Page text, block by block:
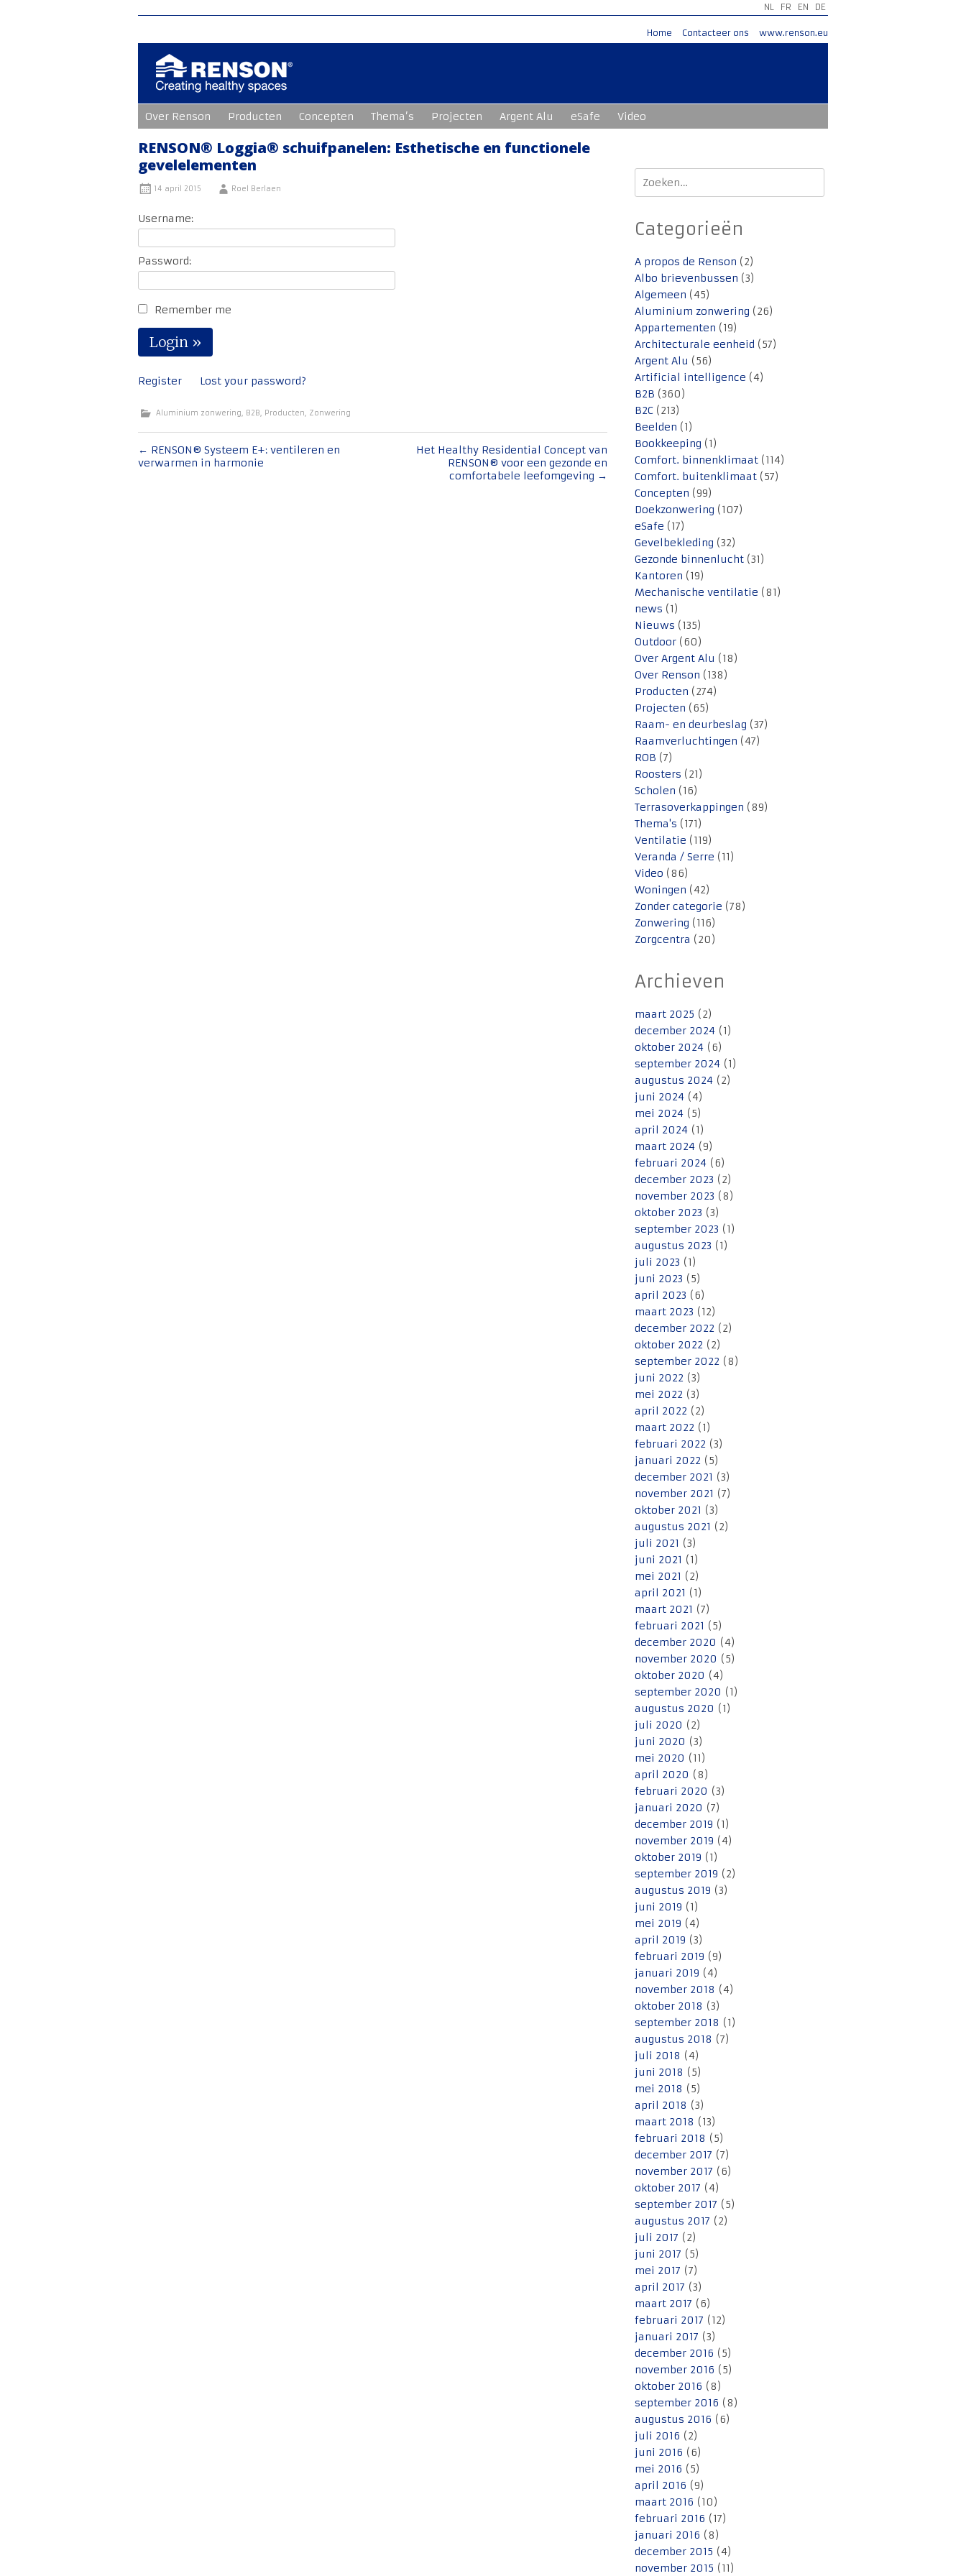
NL FR EN DE
Home Contacteer ons www.renson.eu
naar
de
inhoud
Over Renson Producten Concepten Thema’s Projecten Argent Alu eSafe Video
RENSON® Loggia® schuifpanelen: Esthetische en functionele
gevelelementen
14 april 2015 Roel Berlaen
Username:
Password:
Remember me
Register Lost your password?
Aluminium zonwering, B2B, Producten, Zonwering
Bericht
navigatie
← RENSON® Systeem E+: ventileren en
verwarmen in harmonie
Het Healthy Residential Concept van
RENSON® voor een gezonde en
comfortabele leefomgeving →
Zoeken
naar:
Categorieën
A propos de Renson (2)
Albo brievenbussen (3)
Algemeen (45)
Aluminium zonwering (26)
Appartementen (19)
Architecturale eenheid (57)
Argent Alu (56)
Artificial intelligence (4)
B2B (360)
B2C (213)
Beelden (1)
Bookkeeping (1)
Comfort. binnenklimaat (114)
Comfort. buitenklimaat (57)
Concepten (99)
Doekzonwering (107)
eSafe (17)
Gevelbekleding (32)
Gezonde binnenlucht (31)
Kantoren (19)
Mechanische ventilatie (81)
news (1)
Nieuws (135)
Outdoor (60)
Over Argent Alu (18)
Over Renson (138)
Producten (274)
Projecten (65)
Raam- en deurbeslag (37)
Raamverluchtingen (47)
ROB (7)
Roosters (21)
Scholen (16)
Terrasoverkappingen (89)
Thema's (171)
Ventilatie (119)
Veranda / Serre (11)
Video (86)
Woningen (42)
Zonder categorie (78)
Zonwering (116)
Zorgcentra (20)
Archieven
maart 2025 (2)
december 2024 (1)
oktober 2024 (6)
september 2024 (1)
augustus 2024 (2)
juni 2024 (4)
mei 2024 (5)
april 2024 (1)
maart 2024 (9)
februari 2024 (6)
december 2023 (2)
november 2023 (8)
oktober 2023 (3)
september 2023 (1)
augustus 2023 (1)
juli 2023 (1)
juni 2023 (5)
april 2023 (6)
maart 2023 (12)
december 2022 (2)
oktober 2022 (2)
september 2022 (8)
juni 2022 (3)
mei 2022 (3)
april 2022 (2)
maart 2022 (1)
februari 2022 (3)
januari 2022 (5)
december 2021 (3)
november 2021 (7)
oktober 2021 (3)
augustus 2021 (2)
juli 2021 (3)
juni 2021 (1)
mei 2021 (2)
april 2021 (1)
maart 2021 (7)
februari 2021 (5)
december 2020 (4)
november 2020 (5)
oktober 2020 (4)
september 2020 (1)
augustus 2020 (1)
juli 2020 (2)
juni 2020 (3)
mei 2020 (11)
april 2020 (8)
februari 2020 (3)
januari 2020 (7)
december 2019 (1)
november 2019 (4)
oktober 2019 (1)
september 2019 (2)
augustus 2019 (3)
juni 2019 (1)
mei 2019 (4)
april 2019 (3)
februari 2019 (9)
januari 2019 (4)
november 2018 (4)
oktober 2018 (3)
september 2018 (1)
augustus 2018 (7)
juli 2018 (4)
juni 2018 (5)
mei 2018 (5)
april 2018 (3)
maart 2018 (13)
februari 2018 (5)
december 2017 (7)
november 2017 (6)
oktober 2017 (4)
september 2017 (5)
augustus 2017 (2)
juli 2017 (2)
juni 2017 (5)
mei 2017 (7)
april 2017 (3)
maart 2017 (6)
februari 2017 (12)
januari 2017 (3)
december 2016 (5)
november 2016 (5)
oktober 2016 (8)
september 2016 (8)
augustus 2016 (6)
juli 2016 (2)
juni 2016 (6)
mei 2016 (5)
april 2016 (9)
maart 2016 (10)
februari 2016 (17)
januari 2016 (8)
december 2015 (4)
november 2015 (11)